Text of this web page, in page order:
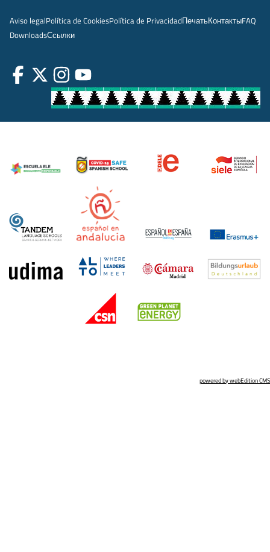
Aviso legalPolítica de CookiesPolítica de PrivacidadПечатьКонтактыFAQ
DownloadsСсылки
powered by webEdition CMS